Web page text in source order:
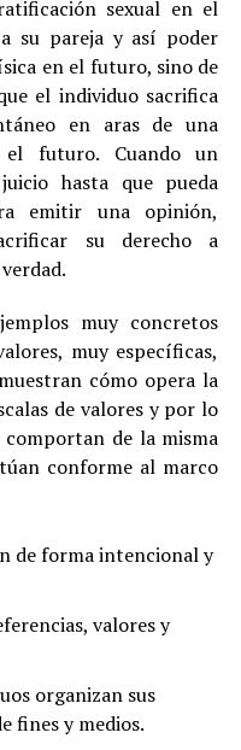
sexual en el
su pareja y así poder
en el futuro, sino de
el individuo sacrifica
en aras de una
futuro. Cuando un
hasta que pueda
emitir una opinión,
su derecho a
muy concretos
muy específicas,
cómo opera la
de valores y por lo
de la misma
conforme al marco
de forma intencional y
valores y
organizan sus
fines y medios.